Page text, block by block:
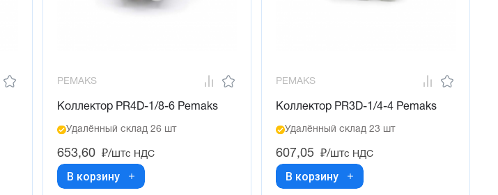
PEMAKS
Коллектор PR4D-1/8-6 Pemaks
Удалённый склад 26 шт
653,60 ₽/штс НДС
В корзину
PEMAKS
Коллектор PR3D-1/4-4 Pemaks
Удалённый склад 23 шт
607,05 ₽/штс НДС
В корзину